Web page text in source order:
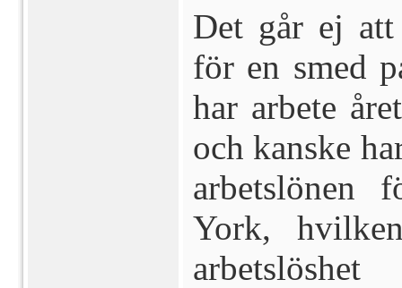
Det går ej att
för en smed
har arbete
och kanske
arbetslönen
York,